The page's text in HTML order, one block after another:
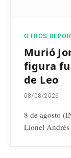
OTROS
Murió
figura
de Leo
08/08/2026
8 de agosto
Lionel